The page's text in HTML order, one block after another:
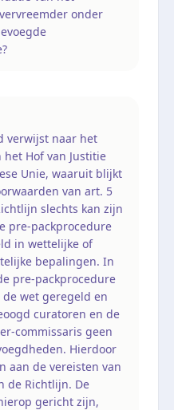
onder
verwijst naar het
Hof van Justitie
Unie, waaruit blijkt
van art. 5
slechts kan zijn
pre-packprocedure
in wettelijke of
bepalingen. In
pre-packprocedure
wet geregeld en
curatoren en de
commissaris geen
Hierdoor
aan de vereisten van
de Richtlijn. De
gericht zijn,